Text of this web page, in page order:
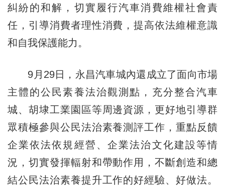
糾紛的和解，切實履行汽車消費維權社會責
任，引導消費者理性消費，提高依法維權意識
和自我保護能力。
9月29日，永昌汽車城內還成立了面向市場
主體的公民素養法治觀測點，充分整合汽車
城、胡埭工業園區等周邊資源，更好地引導群
眾積極參與公民法治素養測評工作，重點反饋
企業依法依規經營、企業法治文化建設等情
況，切實發揮輻射和帶動作用，不斷創造和總
結公民法治素養提升工作的好經驗、好做法。